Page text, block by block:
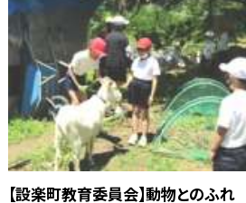
【設楽町教育委員会】動物とのふれ